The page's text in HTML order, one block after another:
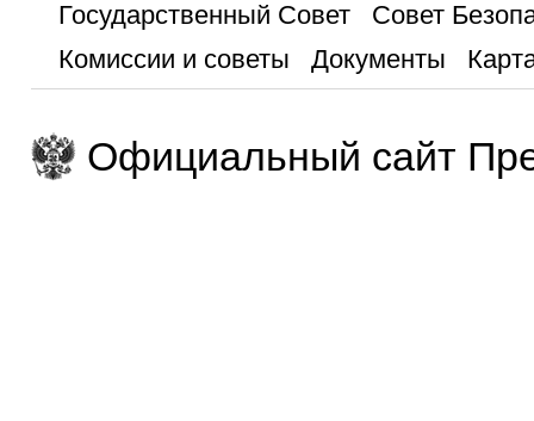
Государственный Совет
Совет
Комиссии и советы
Документы
Официальный сайт